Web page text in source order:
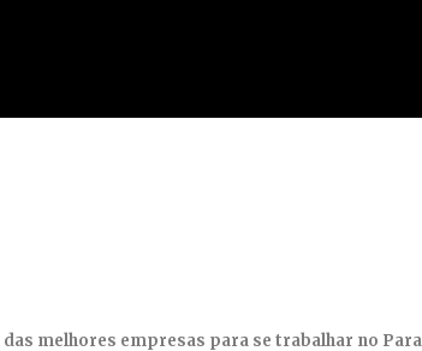
melhores empresas para se trabalhar no